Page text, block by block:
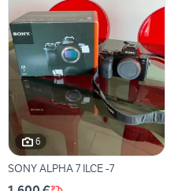
6
SONY ALPHA 7 ILCE -7